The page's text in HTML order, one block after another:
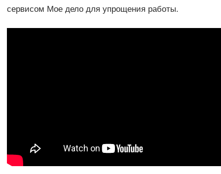
сервисом Мое дело для упрощения работы.